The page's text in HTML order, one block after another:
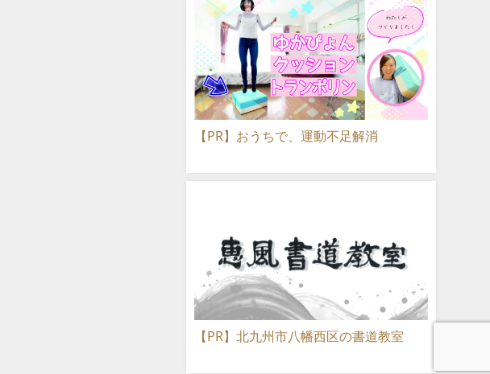
【PR】おうちで、運動不足解消
【PR】北九州市八幡西区の書道教室